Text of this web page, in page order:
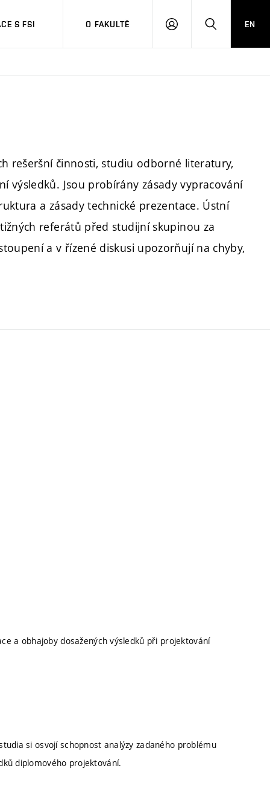
S FSI O FAKULTĚ
PŘIHLÁŠENÍHLEDAT
EN
rešeršní činnosti, studiu odborné literatury,
výsledků. Jsou probírány zásady vypracování
a zásady technické prezentace. Ústní
referátů před studijní skupinou za
a v řízené diskusi upozorňují na chyby,
a obhajoby dosažených výsledků při projektování
si osvojí schopnost analýzy zadaného problému
diplomového projektování.